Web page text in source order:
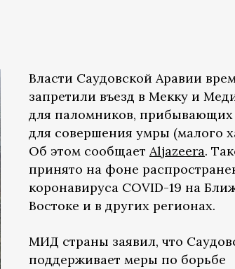
Власти Саудовской Аравии
запретили въезд в Мекку и
для паломников, прибывающих
для совершения умры (малого
Об этом сообщает Aljazeera.
принято на фоне
коронавируса COVID-19 на
Востоке и в других регионах.
МИД страны заявил, что
поддерживает меры по борьбе